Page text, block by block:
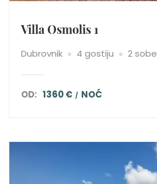
Villa Osmolis 1
Dubrovnik 4 gostiju 2 sobe
OD: 1360 € NOĆ